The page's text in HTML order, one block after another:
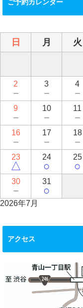
ご予約カレンダー
日
月 火
2
－
3
－
4
－
9
－
10
－
11
－
16
－
17
－
18
－
23
△
24
○
25
○
30
－
31
○
2026年7月
アクセス